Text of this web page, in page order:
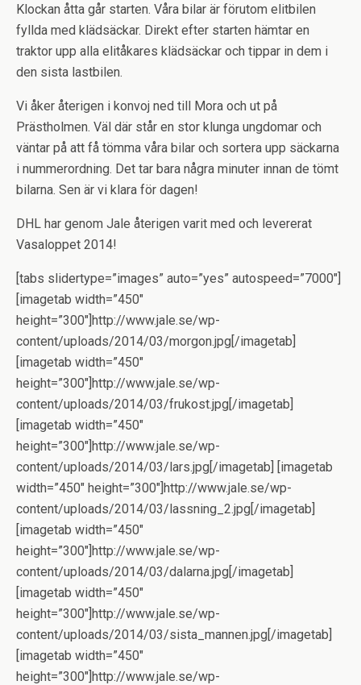
Klockan åtta går starten. Våra bilar är förutom elitbilen
fyllda med klädsäckar. Direkt efter starten hämtar en
traktor upp alla elitåkares klädsäckar och tippar in dem i
den sista lastbilen.
Vi åker återigen i konvoj ned till Mora och ut på
Prästholmen. Väl där står en stor klunga ungdomar och
väntar på att få tömma våra bilar och sortera upp säckarna
i nummerordning. Det tar bara några minuter innan de tömt
bilarna. Sen är vi klara för dagen!
DHL har genom Jale återigen varit med och levererat
Vasaloppet 2014!
[tabs slidertype=”images” auto=”yes” autospeed=”7000″]
[imagetab width=”450″
height=”300″]http://www.jale.se/wp-
content/uploads/2014/03/morgon.jpg[/imagetab]
[imagetab width=”450″
height=”300″]http://www.jale.se/wp-
content/uploads/2014/03/frukost.jpg[/imagetab]
[imagetab width=”450″
height=”300″]http://www.jale.se/wp-
content/uploads/2014/03/lars.jpg[/imagetab] [imagetab
width=”450″ height=”300″]http://www.jale.se/wp-
content/uploads/2014/03/lassning_2.jpg[/imagetab]
[imagetab width=”450″
height=”300″]http://www.jale.se/wp-
content/uploads/2014/03/dalarna.jpg[/imagetab]
[imagetab width=”450″
height=”300″]http://www.jale.se/wp-
content/uploads/2014/03/sista_mannen.jpg[/imagetab]
[imagetab width=”450″
height=”300″]http://www.jale.se/wp-